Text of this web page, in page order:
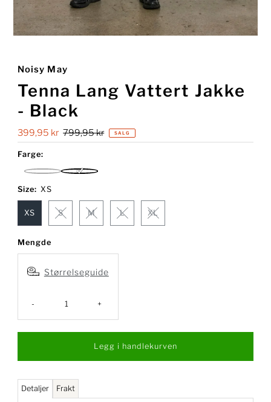
Noisy May
Tenna Lang Vattert Jakke
- Black
Salgspris
399,95 kr Ordinær
pris
799,95 kr SALG
Farge:
Aluminum Black
Size: XS
XS S M L XL
Mengde
Størrelseguide
- +
Detaljer Frakt